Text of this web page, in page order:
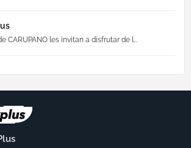
CARUPANO les invitan a disfrutar de l...